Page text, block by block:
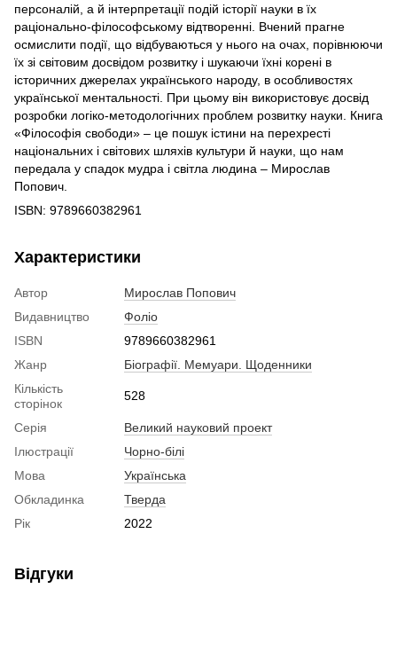
персоналій, а й інтерпретації подій історії науки в їх
раціонально-філософському відтворенні. Вчений прагне
осмислити події, що відбуваються у нього на очах, порівнюючи
їх зі світовим досвідом розвитку і шукаючи їхні корені в
історичних джерелах українського народу, в особливостях
української ментальності. При цьому він використовує досвід
розробки логіко-методологічних проблем розвитку науки. Книга
«Філософія свободи» – це пошук істини на перехресті
національних і світових шляхів культури й науки, що нам
передала у спадок мудра і світла людина – Мирослав
Попович.
ISBN: 9789660382961
Характеристики
Автор
Мирослав Попович
Видавництво
Фоліо
ISBN
9789660382961
Жанр
Біографії. Мемуари. Щоденники
Кількість
сторінок
528
Серія
Великий науковий проект
Ілюстрації
Чорно-білі
Мова
Українська
Обкладинка
Тверда
Рік
2022
Відгуки